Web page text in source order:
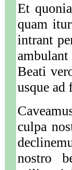
Et
quam
intrant
Beati
usque
culpa
nostro